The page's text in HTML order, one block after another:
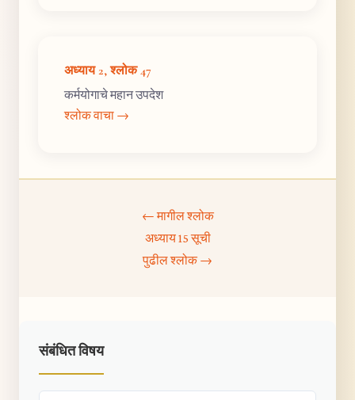
अध्याय 2, श्लोक 47
कर्मयोगाचे महान उपदेश
श्लोक वाचा →
← मागील श्लोक
अध्याय 15 सूची
पुढील श्लोक →
संबंधित विषय